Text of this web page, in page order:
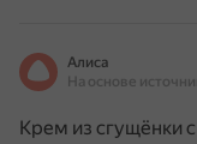
Алиса
Крем из сгущёнки